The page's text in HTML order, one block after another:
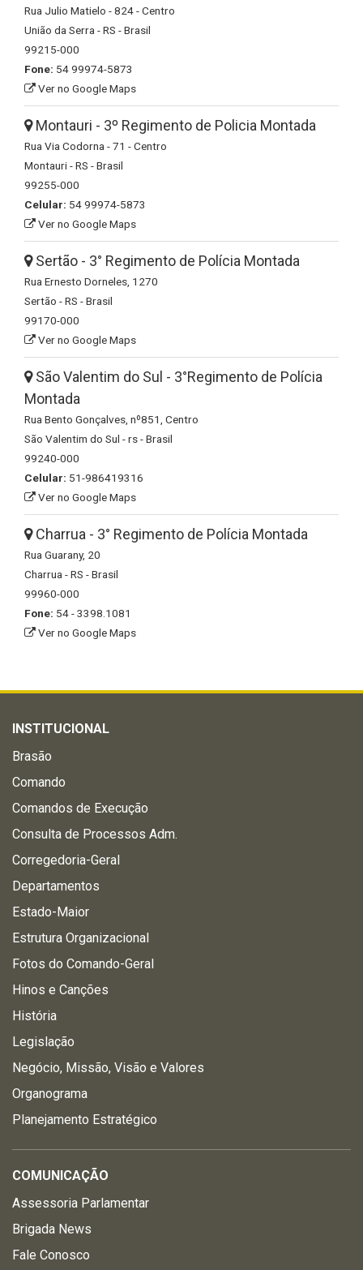
Rua Julio Matielo - 824 - Centro
União da Serra - RS - Brasil
99215-000
Fone: 54 99974-5873
Ver no Google Maps
Montauri - 3º Regimento de Policia Montada
Rua Via Codorna - 71 - Centro
Montauri - RS - Brasil
99255-000
Celular: 54 99974-5873
Ver no Google Maps
Sertão - 3° Regimento de Polícia Montada
Rua Ernesto Dorneles, 1270
Sertão - RS - Brasil
99170-000
Ver no Google Maps
São Valentim do Sul - 3°Regimento de Polícia
Montada
Rua Bento Gonçalves, nº851, Centro
São Valentim do Sul - rs - Brasil
99240-000
Celular: 51-986419316
Ver no Google Maps
Charrua - 3° Regimento de Polícia Montada
Rua Guarany, 20
Charrua - RS - Brasil
99960-000
Fone: 54 - 3398.1081
Ver no Google Maps
INSTITUCIONAL
Brasão
Comando
Comandos de Execução
Consulta de Processos Adm.
Corregedoria-Geral
Departamentos
Estado-Maior
Estrutura Organizacional
Fotos do Comando-Geral
Hinos e Canções
História
Legislação
Negócio, Missão, Visão e Valores
Organograma
Planejamento Estratégico
COMUNICAÇÃO
Assessoria Parlamentar
Brigada News
Fale Conosco